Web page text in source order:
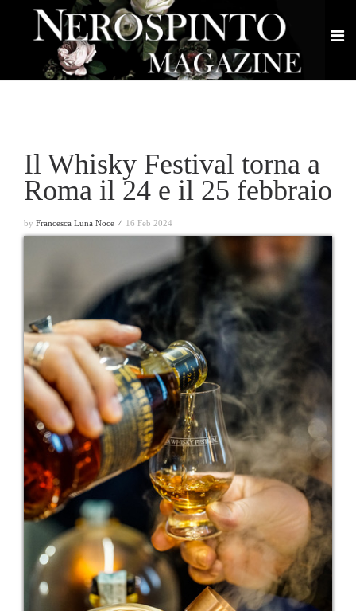
Il Whisky Festival torna a
Roma il 24 e il 25 febbraio
by Francesca Luna Noce ⁄ 16 Feb 2024